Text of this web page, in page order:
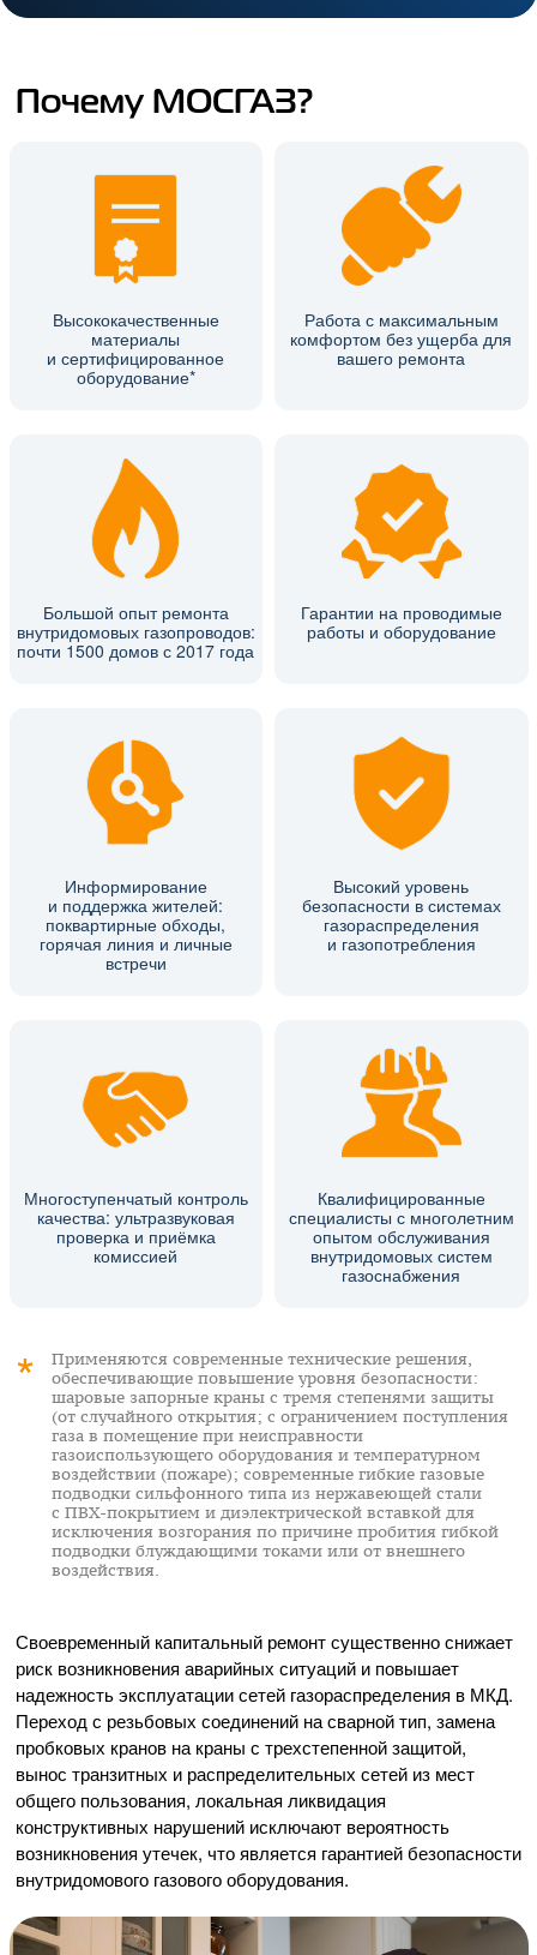
Почему МОСГАЗ?
Высококачественные
материалы
и сертифицированное
оборудование*
Работа с максимальным
комфортом без ущерба для
вашего ремонта
Большой опыт ремонта
внутридомовых газопроводов:
почти 1500 домов с 2017 года
Гарантии на проводимые
работы и оборудование
Информирование
и поддержка жителей:
поквартирные обходы,
горячая линия и личные
встречи
Высокий уровень
безопасности в системах
газораспределения
и газопотребления
Многоступенчатый контроль
качества: ультразвуковая
проверка и приёмка
комиссией
Квалифицированные
специалисты с многолетним
опытом обслуживания
внутридомовых систем
газоснабжения
Применяются современные технические решения,
обеспечивающие повышение уровня безопасности:
шаровые запорные краны с тремя степенями защиты
(от случайного открытия; с ограничением поступления
газа в помещение при неисправности
газоиспользующего оборудования и температурном
воздействии (пожаре); современные гибкие газовые
подводки сильфонного типа из нержавеющей стали
с ПВХ-покрытием и диэлектрической вставкой для
исключения возгорания по причине пробития гибкой
подводки блуждающими токами или от внешнего
воздействия.
Своевременный капитальный ремонт существенно снижает
риск возникновения аварийных ситуаций и повышает
надежность эксплуатации сетей газораспределения в МКД.
Переход с резьбовых соединений на сварной тип, замена
пробковых кранов на краны с трехстепенной защитой,
вынос транзитных и распределительных сетей из мест
общего пользования, локальная ликвидация
конструктивных нарушений исключают вероятность
возникновения утечек, что является гарантией безопасности
внутридомового газового оборудования.